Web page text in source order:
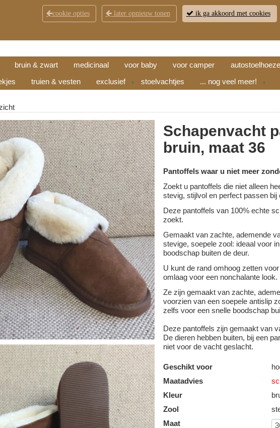
KLANTENSERVICE CONTACT OPENINGSTIJDEN RETOUR
bruin & zwart medicinaal voor baby voor camper
truien & vesten exclusief ▼ stoelvachtjes ... nog veel meer! ▼
Schapenvacht
bruin, maat 36
Pantoffels waar u niet meer
Zoekt u pantoffels die niet alleen
stevig, stijlvol en perfect passen bij
Deze pantoffels van 100% echte
zoekt.
Gemaakt van zachte, ademende
stevige, soepele zool: ideaal voor
boodschap buiten de deur.
U kunt de rand omhoog zetten
omlaag voor een nonchalante look.
Ze zijn gemaakt van zachte,
voorzien van een soepele antislip
zelfs voor een snelle boodschap
Deze pantoffels zijn gemaakt van
De dieren hebben buiten, bij een
niet voor de vacht geslacht.
Geschikt voor
Maatadvies
Kleur
Zool
Maat
cookie opties later opnieuw tonen ik ga akkoord met cookies